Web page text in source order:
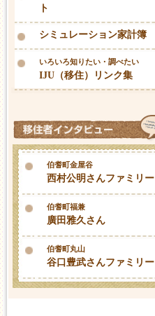
ト
シミュレーション家計簿
いろいろ知りたい・調べたい
IJU（移住）リンク集
伯耆町金屋谷
西村公明さんファミリー
伯耆町福兼
廣田雅久さん
伯耆町丸山
谷口豊武さんファミリー